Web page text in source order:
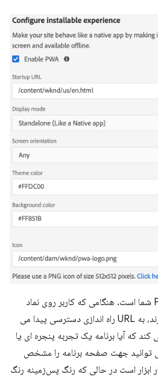
URL شروع، نقطه ورود PWA شما است. هنگامی که کاربر روی نماد
PWA گوشی خود ضربه می زند، به URL راه اندازی دسترسی پیدا می
که آیا برنامه یک تجربه پنجره ای یا
توانید جهت صفحه برنامه را مشخص
ابزار است در حالی که رنگ پس‌زمینه رنگ